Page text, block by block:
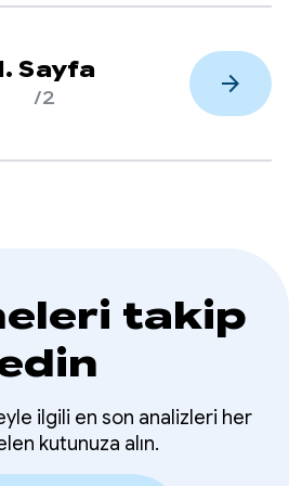
Sayfa
/2 arrow_forward
takip
ilgili en son analizleri her
kutunuza alın.